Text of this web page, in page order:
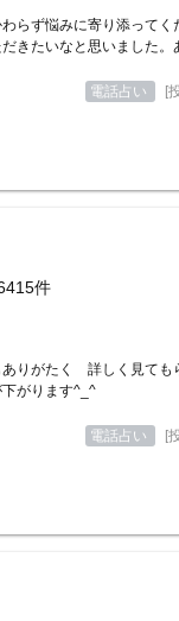
らず悩みに寄り添ってく
きたいなと思いました。
電話占い [
件
ありがたく 詳しく見て
がります^_^
電話占い [